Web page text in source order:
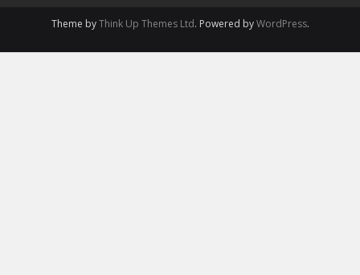
Theme byThink Up Themes Ltd. Powered byWordPress.